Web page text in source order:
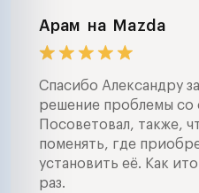
Арам на Mazda
Спасибо Александру
решение проблемы со
Посоветовал, также,
поменять, где
установить её. Как
раз.